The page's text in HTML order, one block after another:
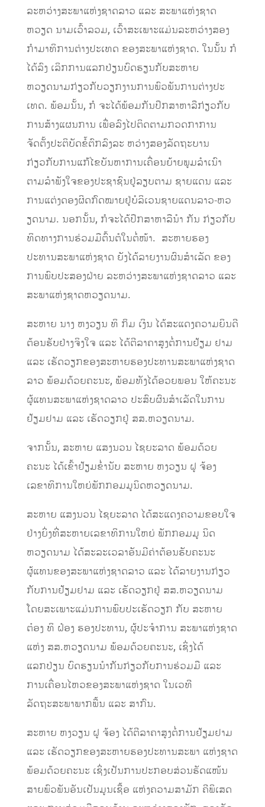
ລະຫວ່າງສະພາແຫ່ງຊາດລາວ ແລະ ສະພາແຫ່ງຊາດ
ຫວຽດ ນາມເວົ້າລວມ, ເວົ້າສະເພາະແມ່ນລະຫວ່າງສອງ
ກຳມາທິການຕ່າງປະເທດ ຂອງສະພາແຫ່ງຊາດ. ໃນນັ້ນ ກໍ
ໄດ້ລົງ ເລິກການແລກປ່ຽນບົດຮຽນກັບສະຫາຍ
ຫວຽດນາມກ່ຽວກັບວຽກ​ງານ​ການ​ພົວ​ພັນ​ການ​ຕ່າງ​ປະ​
ເທດ​. ພ້ອມນັ້ນ, ກໍ ຈະໄດ້ພ້ອມກັນປຶກສາຫາລືກ່ຽວກັບ
ການ​ສ້າງ​ແຜນການ ເພື່ອລົງ​ໄປຕິດຕາມ​ກວດກາ​ການ
ຈັດຕັ້ງປະຕິບັດຂໍ້ຕົກລົງລະ ຫວ່າງສອງລັດຖະບານ
ກ່ຽວກັບ​ການ​ແກ້​ໄຂ​ບັນຫາການ​ເຄື່ອນ​ຍ້າຍພູມ​ລຳ​ເນົາ
ຕາມ​ລຳ​ພັງ​ໃຈຂອງປະຊາຊົນຢູ່ລຽບຕາມ ຊາຍແດນ ແລະ
ການ​ແຕ່ງດອງ​ຜິດ​ກົດ​ໝາຍຢູ່ບໍ​ລິ​ເວນ​ຊາຍ​ແດນລາວ-ຫວ​
ຽດ​ນາມ.​ ນອກນັ້ນ, ກໍຈະໄດ້ປຶກສາຫາລືນໍາ ກັນ ກ່ຽວກັບ
ທິດທາງການຮ່ວມມືຕົ້ນຕໍໃນຕໍ່ໜ້າ. ສະຫາຍຮອງ
ປະທານສະພາແຫ່ງຊາດ ຍັງໄດ້ລາຍງານຜົນສໍາເລັດ ຂອງ
ການພົບປະສອງຝ່າຍ ລະຫວ່າງສະພາແຫ່ງຊາດລາວ ແລະ
ສະພາແຫ່ງຊາດຫວຽດນາມ.
ສະຫາຍ ນາງ ຫງວຽນ ທິ ກິມ ເງິນ ໄດ້ສະແດງຄວາມຍິນດີ
ຕ້ອນຮັບຢ່າງຈິງໃຈ ແລະ ໄດ້ຕີລາຄາສູງຕໍ່ການຢ້ຽມ ຢາມ
ແລະ ເຮັດວຽກຂອງສະຫາຍຮອງປະທານສະພາແຫ່ງຊາດ
ລາວ ພ້ອມດ້ວຍຄະນະ, ພ້ອມທັງໄດ້ອວຍພອນ ໃຫ້ຄະນະ
ຜູ້ແທນສະພາແຫ່ງຊາດລາວ ປະສົບຜົນສໍາເລັດໃນການ
ຢ້ຽມຢາມ ແລະ ເຮັດວຽກຢູ່ ສສ.ຫວຽດນາມ.
ຈາກນັ້ນ, ສະຫາຍ ແສງນວນ ໄຊຍະລາດ ພ້ອມດ້ວຍ
ຄະນະ ໄດ້ເຂົ້າຢ້ຽມຂໍ່ານັບ ສະຫາຍ ຫງວຽນ ຝູ ຈ້ອງ
ເລຂາທິການໃຫຍ່ພັກກອມມູນິດຫວຽດນາມ.
ສະຫາຍ ແສງນວນ ໄຊຍະລາດ ໄດ້ສະແດງຄວາມຂອບໃຈ
ຢ່າງຍິ່ງທີ່ສະຫາຍເລຂາທິການໃຫຍ່ ພັກກອມມູ ນິດ
ຫວຽດນາມ ໄດ້ສະລະເວລາອັນມີຄ່າຕ້ອນຮັບຄະນະ
ຜູ້ແທນຂອງສະພາແຫ່ງຊາດລາວ ແລະ ໄດ້ລາຍງານກ່ຽວ
ກັບການຢ້ຽມຢາມ ແລະ ເຮັດວຽກຢູ່ ສສ.ຫວຽດນາມ
ໂດຍສະເພາະແມ່ນການພົບປະເຮັດວຽກ ກັບ ສະຫາຍ
ຕ໋ອງ ທິ ຝ໋ອງ ຮອງປະທານ, ຜູ້ປະຈໍາການ ສະພາແຫ່ງຊາດ
ແຫ່ງ ສສ.ຫວຽດນາມ ພ້ອມດ້ວຍຄະນະ, ເຊິ່ງໄດ້
ແລກປ່ຽນ ບົດຮຽນນໍາກັນກ່ຽວກັບການຮ່ວມມື ແລະ
ການເຄື່ອນໄຫວຂອງສະພາແຫ່ງຊາດ ໃນເວທີ
ລັດຖະສະພາພາກພື້ນ ແລະ ສາກົນ.
ສະຫາຍ ຫງວຽນ ຝູ ຈ້ອງ ໄດ້ຕີລາຄາສູງຕໍ່ການຢ້ຽມຢາມ
ແລະ ເຮັດວຽກຂອງສະຫາຍຮອງປະທານສະພາ ແຫ່ງຊາດ
ພ້ອມດ້ວຍຄະນະ ເຊິ່ງເປັນການປະກອບສ່ວນຮັດແໜ້ນ
ສາຍພົວພັນອັນເປັນມູນເຊື້ອ ແຫ່ງຄວາມສາມັກ ຄີພິເສດ